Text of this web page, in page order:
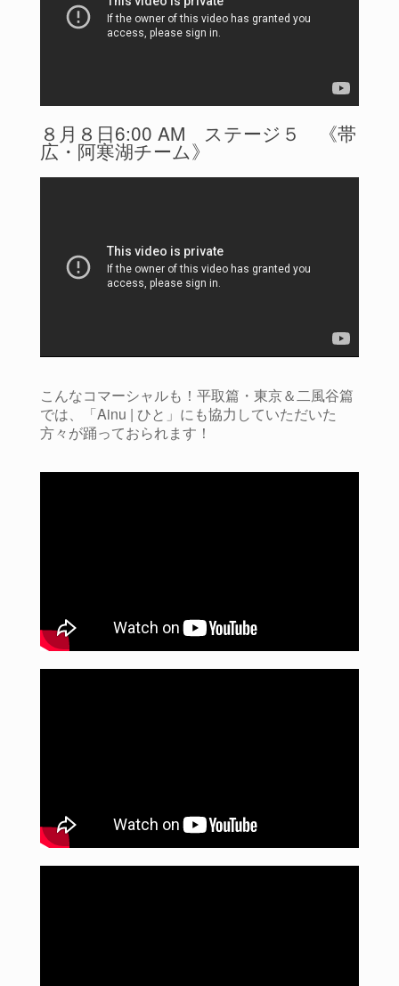
８月８日6:00 AM ステージ５ 《帯
広・阿寒湖チーム》
こんなコマーシャルも！平取篇・東京＆二風谷篇
では、「Ainu | ひと」にも協力していただいた
方々が踊っておられます！